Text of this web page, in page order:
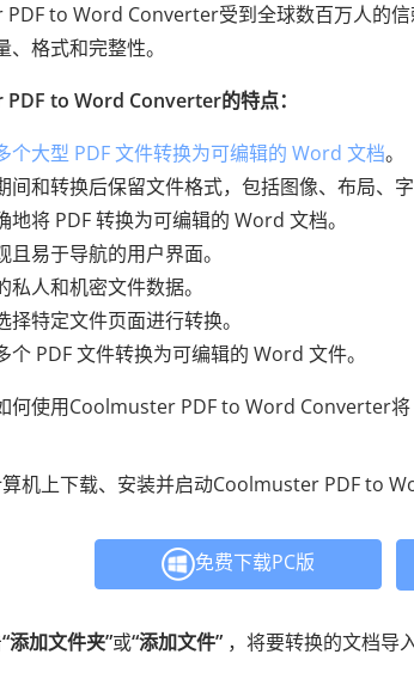
to Word Converter受到全球数百万人的
、格式和完整性。
to Word Converter的特点：
个大型 PDF 文件转换为可编辑的 Word 文档。
间和转换后保留文件格式，包括图像、布局、字
地将 PDF 转换为可编辑的 Word 文档。
且易于导航的用户界面。
私人和机密文件数据。
择特定文件页面进行转换。
个 PDF 文件转换为可编辑的 Word 文件。
何使用Coolmuster PDF to Word Converter将
机上下载、安装并启动Coolmuster PDF to
免费下载PC版
“添加文件夹”或“添加文件” ，将要转换的文档导